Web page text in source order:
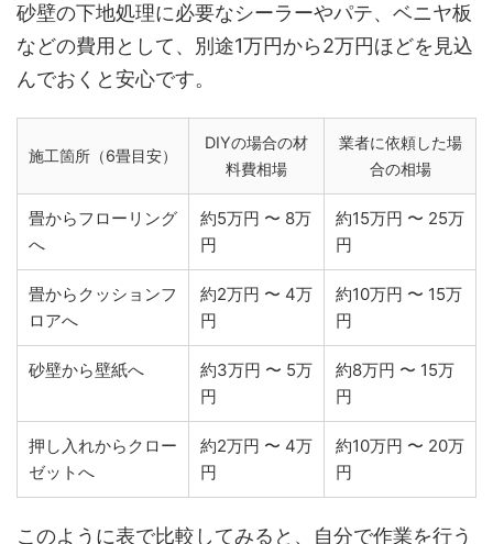
砂壁の下地処理に必要なシーラーやパテ、ベニヤ板
などの費用として、別途1万円から2万円ほどを見込
んでおくと安心です。
施工箇所（6畳目安）
DIYの場合の材
料費相場
業者に依頼した場
合の相場
畳からフローリング
へ
約5万円 〜 8万
円
約15万円 〜 25万
円
畳からクッションフ
ロアへ
約2万円 〜 4万
円
約10万円 〜 15万
円
砂壁から壁紙へ
約3万円 〜 5万
円
約8万円 〜 15万
円
押し入れからクロー
ゼットへ
約2万円 〜 4万
円
約10万円 〜 20万
円
このように表で比較してみると、自分で作業を行う